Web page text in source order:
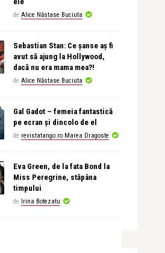
de Alice Năstase Buciuta
Sebastian Stan: Ce șanse aș fi
avut să ajung la Hollywood,
dacă nu era mama mea?!
de Alice Năstase Buciuta
Gal Gadot – femeia fantastică
pe ecran și dincolo de el
de revistatango.ro Marea Dragoste
Eva Green, de la fata Bond la
Miss Peregrine, stăpâna
timpului
de Irina Botezatu